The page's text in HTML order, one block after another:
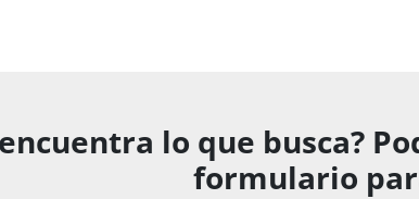
lo que busca?
formulario